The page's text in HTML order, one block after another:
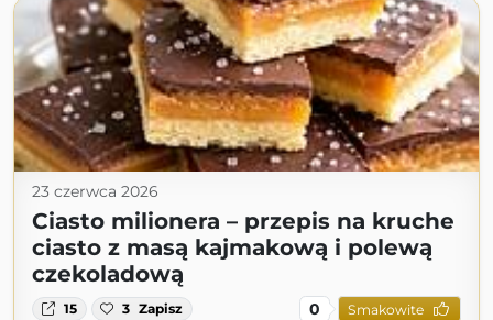
23 czerwca 2026
Ciasto milionera – przepis na kruche
ciasto z masą kajmakową i polewą
czekoladową
15 3 Zapisz 0 Smakowite